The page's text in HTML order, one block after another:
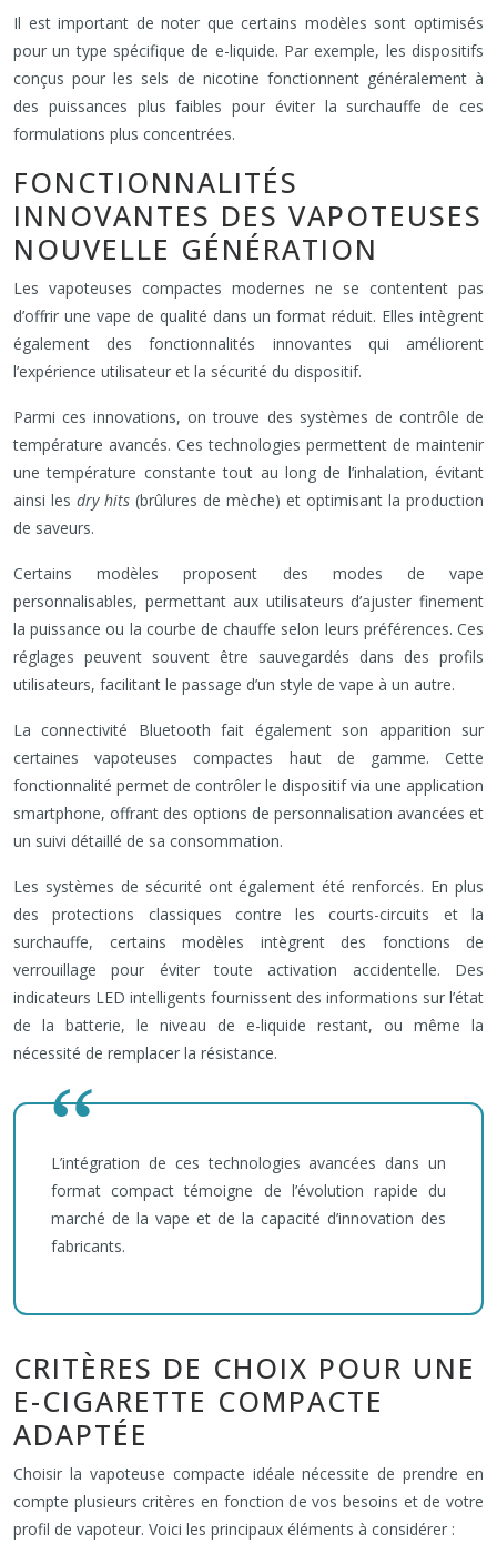
Il est important de noter que certains modèles sont optimisés
pour un type spécifique de e-liquide. Par exemple, les dispositifs
conçus pour les sels de nicotine fonctionnent généralement à
des puissances plus faibles pour éviter la surchauffe de ces
formulations plus concentrées.
FONCTIONNALITÉS
INNOVANTES DES VAPOTEUSES
NOUVELLE GÉNÉRATION
Les vapoteuses compactes modernes ne se contentent pas
d’offrir une vape de qualité dans un format réduit. Elles intègrent
également des fonctionnalités innovantes qui améliorent
l’expérience utilisateur et la sécurité du dispositif.
Parmi ces innovations, on trouve des systèmes de contrôle de
température avancés. Ces technologies permettent de maintenir
une température constante tout au long de l’inhalation, évitant
ainsi les dry hits (brûlures de mèche) et optimisant la production
de saveurs.
Certains modèles proposent des modes de vape
personnalisables, permettant aux utilisateurs d’ajuster finement
la puissance ou la courbe de chauffe selon leurs préférences. Ces
réglages peuvent souvent être sauvegardés dans des profils
utilisateurs, facilitant le passage d’un style de vape à un autre.
La connectivité Bluetooth fait également son apparition sur
certaines vapoteuses compactes haut de gamme. Cette
fonctionnalité permet de contrôler le dispositif via une application
smartphone, offrant des options de personnalisation avancées et
un suivi détaillé de sa consommation.
Les systèmes de sécurité ont également été renforcés. En plus
des protections classiques contre les courts-circuits et la
surchauffe, certains modèles intègrent des fonctions de
verrouillage pour éviter toute activation accidentelle. Des
indicateurs LED intelligents fournissent des informations sur l’état
de la batterie, le niveau de e-liquide restant, ou même la
nécessité de remplacer la résistance.
L’intégration de ces technologies avancées dans un
format compact témoigne de l’évolution rapide du
marché de la vape et de la capacité d’innovation des
fabricants.
CRITÈRES DE CHOIX POUR UNE
E-CIGARETTE COMPACTE
ADAPTÉE
Choisir la vapoteuse compacte idéale nécessite de prendre en
compte plusieurs critères en fonction de vos besoins et de votre
profil de vapoteur. Voici les principaux éléments à considérer :